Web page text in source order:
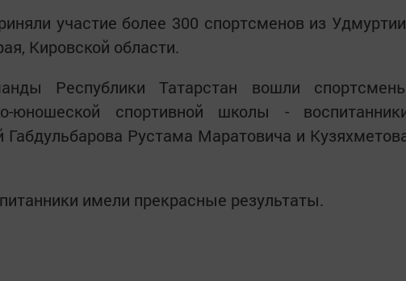
участие более 300 спортсменов из
Кировской области.
Республики Татарстан вошли
юношеской спортивной школы -
Габдульбарова Рустама Маратовича и
имели прекрасные результаты.